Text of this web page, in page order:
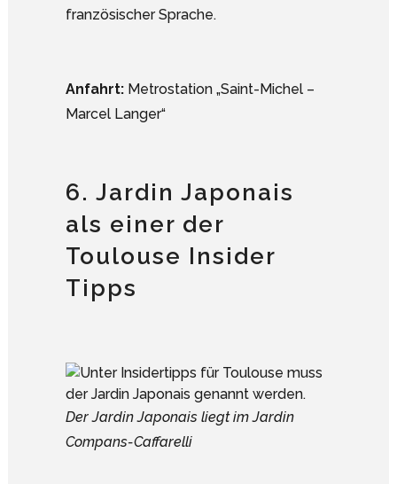
französischer Sprache.
Anfahrt: Metrostation „Saint-Michel –
Marcel Langer“
6. Jardin Japonais
als einer der
Toulouse Insider
Tipps
Der Jardin Japonais liegt im Jardin
Compans-Caffarelli